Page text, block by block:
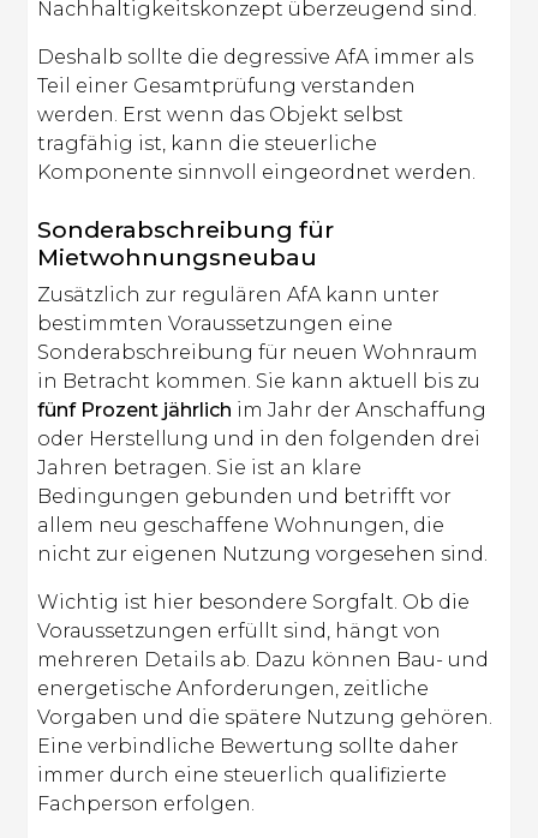
Nachhaltigkeitskonzept überzeugend sind.
Deshalb sollte die degressive AfA immer als
Teil einer Gesamtprüfung verstanden
werden. Erst wenn das Objekt selbst
tragfähig ist, kann die steuerliche
Komponente sinnvoll eingeordnet werden.
Sonderabschreibung für
Mietwohnungsneubau
Zusätzlich zur regulären AfA kann unter
bestimmten Voraussetzungen eine
Sonderabschreibung für neuen Wohnraum
in Betracht kommen. Sie kann aktuell bis zu
fünf Prozent jährlich im Jahr der Anschaffung
oder Herstellung und in den folgenden drei
Jahren betragen. Sie ist an klare
Bedingungen gebunden und betrifft vor
allem neu geschaffene Wohnungen, die
nicht zur eigenen Nutzung vorgesehen sind.
Wichtig ist hier besondere Sorgfalt. Ob die
Voraussetzungen erfüllt sind, hängt von
mehreren Details ab. Dazu können Bau- und
energetische Anforderungen, zeitliche
Vorgaben und die spätere Nutzung gehören.
Eine verbindliche Bewertung sollte daher
immer durch eine steuerlich qualifizierte
Fachperson erfolgen.